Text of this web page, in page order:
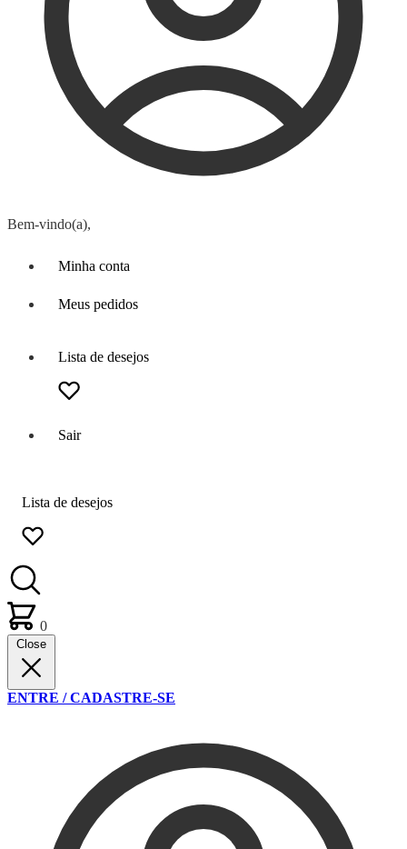
Bem-vindo(a),
Minha conta
Meus pedidos
Lista de desejos
Sair
Lista de desejos
0
Close
ENTRE / CADASTRE-SE